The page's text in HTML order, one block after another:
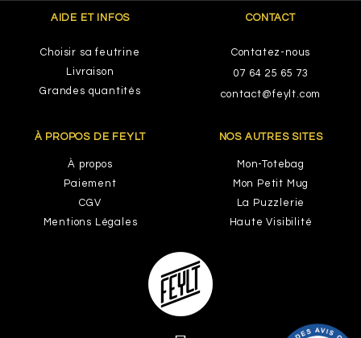
AIDE ET INFOS
Choisir sa feutrine
Livraison
Grandes quantités
CONTACT
Contatez-nous
07 64 25 65 73
contact@feylt.com
À PROPOS DE FEYLT
À propos
Paiement
CGV
Mentions Légales
NOS AUTRES SITES
Mon-Totebag
Mon Petit Mug
La Puzzlerie
Haute Visibilité